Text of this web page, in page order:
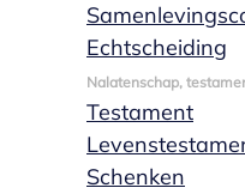
Echtscheiding
Nalatenschap,
Testament
Schenken